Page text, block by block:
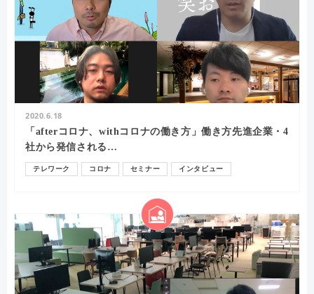
2020.6.18
「afterコロナ、withコロナの働き方」働き方先進企業・4
社から発信される…
テレワーク コロナ セミナー インタビュー